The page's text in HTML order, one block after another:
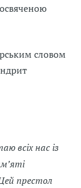
словом
всіх нас із
престол